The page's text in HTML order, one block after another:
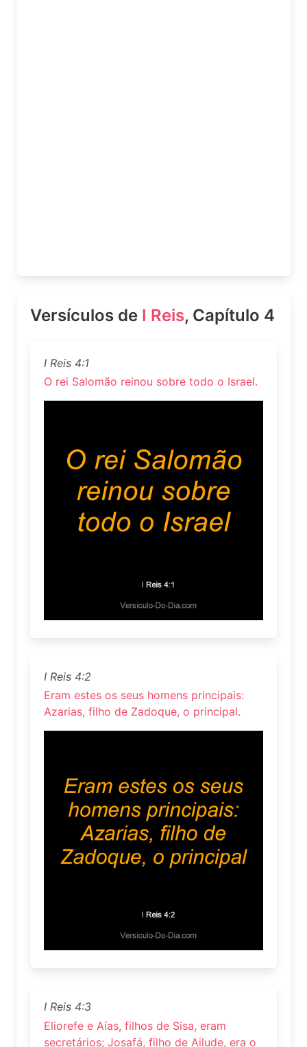
Versículos de I Reis, Capítulo 4
I Reis 4:1
O rei Salomão reinou sobre todo o Israel.
I Reis 4:2
Eram estes os seus homens principais:
Azarias, filho de Zadoque, o principal.
I Reis 4:3
Eliorefe e Aías, filhos de Sisa, eram
secretários; Josafá, filho de Ailude, era o